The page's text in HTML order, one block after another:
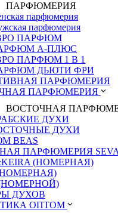
ПАРФЮМЕРИЯ
парфюмерия
парфюмерия
ПАРФЮМ
А-ПЛЮС
ПАРФЮМ 1 В 1
ДЬЮТИ ФРИ
ПАРФЮМЕРИЯ
ПАРФЮМЕРИЯ
ВОСТОЧНАЯ
ДУХИ
ДУХИ
BEAS
ПАРФЮМЕРИЯ
(НОМЕРНАЯ)
(НОМЕРНАЯ)
(НОМЕРНОЙ)
ДУХОВ
ОПТОМ